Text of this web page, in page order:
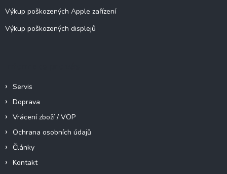
Výkup poškozených Apple zařízení
Výkup poškozených displejů
Servis
Doprava
Vrácení zboží / VOP
Ochrana osobních údajů
Články
Kontakt